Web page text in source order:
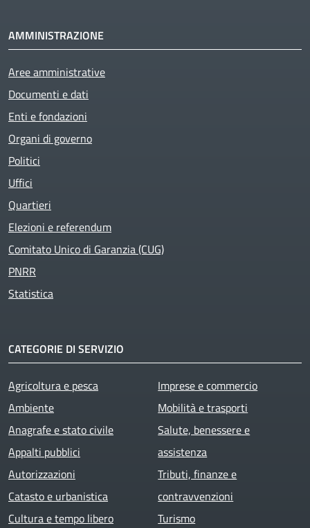
AMMINISTRAZIONE
Aree amministrative
Documenti e dati
Enti e fondazioni
Organi di governo
Politici
Uffici
Quartieri
Elezioni e referendum
Comitato Unico di Garanzia (CUG)
PNRR
Statistica
CATEGORIE DI SERVIZIO
Agricoltura e pesca
Ambiente
Anagrafe e stato civile
Appalti pubblici
Autorizzazioni
Catasto e urbanistica
Cultura e tempo libero
Imprese e commercio
Mobilità e trasporti
Salute, benessere e
assistenza
Tributi, finanze e
contravvenzioni
Turismo